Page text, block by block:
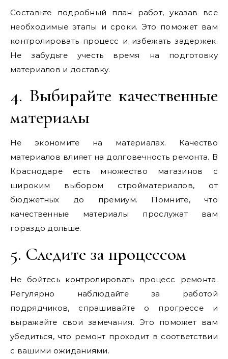
Составьте подробный план работ, указав все
необходимые этапы и сроки. Это поможет вам
контролировать процесс и избежать задержек.
Не забудьте учесть время на подготовку
материалов и доставку.
4. Выбирайте качественные
материалы
Не экономите на материалах. Качество
материалов влияет на долговечность ремонта. В
Краснодаре есть множество магазинов с
широким выбором стройматериалов, от
бюджетных до премиум. Помните, что
качественные материалы прослужат вам
гораздо дольше.
5. Следите за процессом
Не бойтесь контролировать процесс ремонта.
Регулярно наблюдайте за работой
подрядчиков, спрашивайте о прогрессе и
выражайте свои замечания. Это поможет вам
убедиться, что ремонт проходит в соответствии
с вашими ожиданиями.